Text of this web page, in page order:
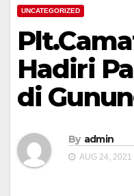
UNCATEGORIZED
Hadiri
di
By admin
AUG 24, 2021